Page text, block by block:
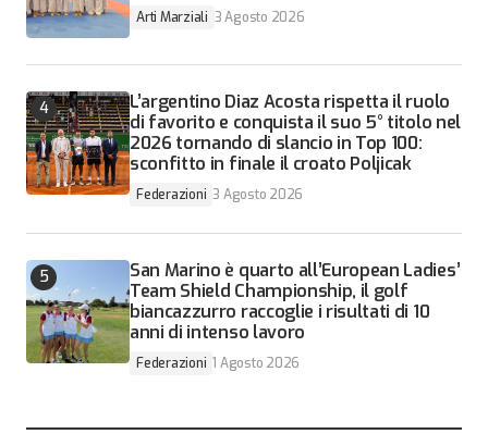
Arti Marziali 3 Agosto 2026
L’argentino Diaz Acosta rispetta il ruolo
di favorito e conquista il suo 5° titolo nel
2026 tornando di slancio in Top 100:
sconfitto in finale il croato Poljicak
Federazioni 3 Agosto 2026
San Marino è quarto all’European Ladies’
Team Shield Championship, il golf
biancazzurro raccoglie i risultati di 10
anni di intenso lavoro
Federazioni 1 Agosto 2026